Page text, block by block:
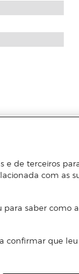
e de terceiros
com as
para saber como
confirmar que